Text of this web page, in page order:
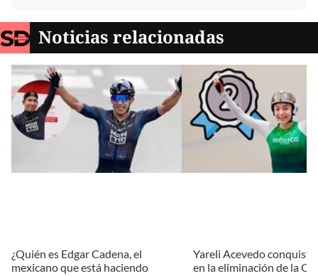
Noticias relacionadas
¿Quién es Edgar Cadena, el
mexicano que está haciendo
Yareli Acevedo
en la eliminación de la